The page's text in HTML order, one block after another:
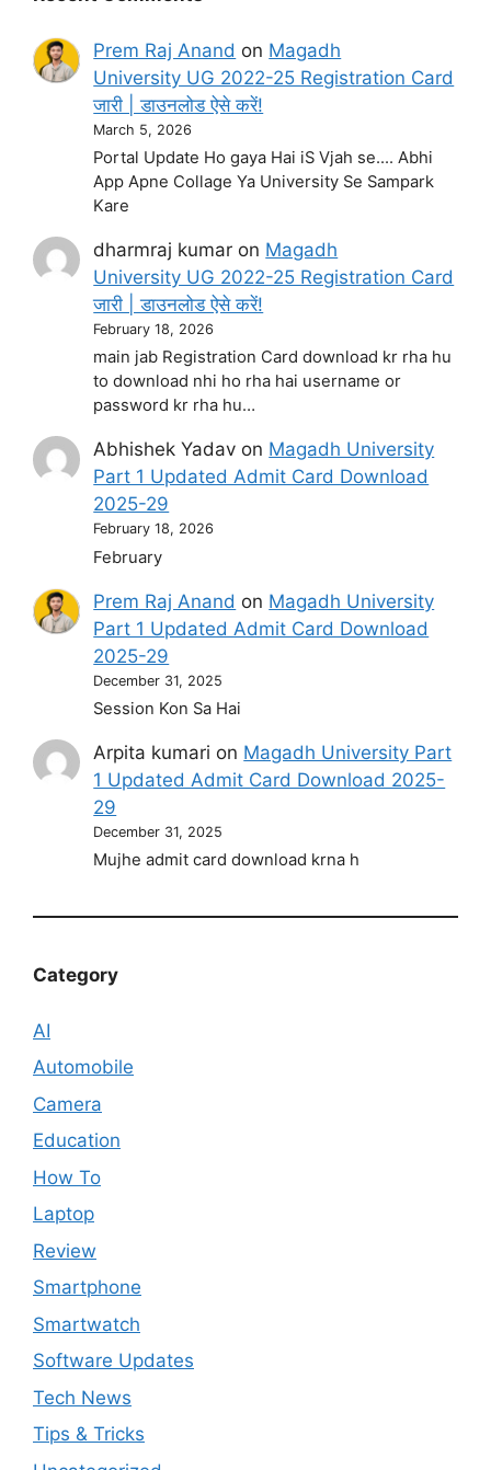
Prem Raj Anand on Magadh
University UG 2022-25 Registration Card
जारी | डाउनलोड ऐसे करें!
March 5, 2026
Portal Update Ho gaya Hai iS Vjah se.... Abhi
App Apne Collage Ya University Se Sampark
Kare
dharmraj kumar on Magadh
University UG 2022-25 Registration Card
जारी | डाउनलोड ऐसे करें!
February 18, 2026
main jab Registration Card download kr rha hu
to download nhi ho rha hai username or
password kr rha hu…
Abhishek Yadav on Magadh University
Part 1 Updated Admit Card Download
2025-29
February 18, 2026
February
Prem Raj Anand on Magadh University
Part 1 Updated Admit Card Download
2025-29
December 31, 2025
Session Kon Sa Hai
Arpita kumari on Magadh University Part
1 Updated Admit Card Download 2025-
29
December 31, 2025
Mujhe admit card download krna h
Category
AI
Automobile
Camera
Education
How To
Laptop
Review
Smartphone
Smartwatch
Software Updates
Tech News
Tips & Tricks